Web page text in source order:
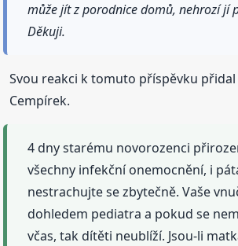
může jít z porodnice domů, nehrozí jí
Děkuji.
Svou reakci k tomuto příspěvku přidal
Cempírek.
4 dny starému novorozenci
všechny infekční onemocnění, i
nestrachujte se zbytečně. Vaše
dohledem pediatra a pokud se
včas, tak dítěti neublíží. Jsou-li